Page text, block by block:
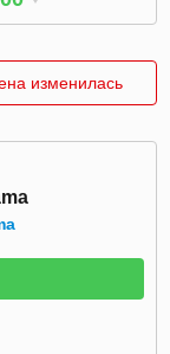
изменилась